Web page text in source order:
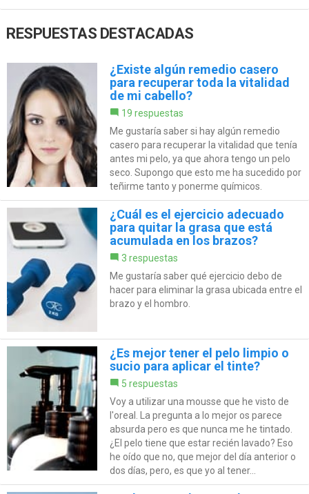
RESPUESTAS DESTACADAS
¿Existe algún remedio casero
para recuperar toda la vitalidad
de mi cabello?
19 respuestas
Me gustaría saber si hay algún remedio
casero para recuperar la vitalidad que tenía
antes mi pelo, ya que ahora tengo un pelo
seco. Supongo que esto me ha sucedido por
teñirme tanto y ponerme químicos.
¿Cuál es el ejercicio adecuado
para quitar la grasa que está
acumulada en los brazos?
3 respuestas
Me gustaría saber qué ejercicio debo de
hacer para eliminar la grasa ubicada entre el
brazo y el hombro.
¿Es mejor tener el pelo limpio o
sucio para aplicar el tinte?
5 respuestas
Voy a utilizar una mousse que he visto de
l'oreal. La pregunta a lo mejor os parece
absurda pero es que nunca me he tintado.
¿El pelo tiene que estar recién lavado? Eso
he oído que no, que mejor del día anterior o
dos días, pero, es que yo al tener...